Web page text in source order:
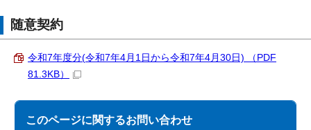
随意契約
令和7年度分(令和7年4月1日から令和7年4月30日) （PDF
81.3KB）
このページに関するお問い合わせ